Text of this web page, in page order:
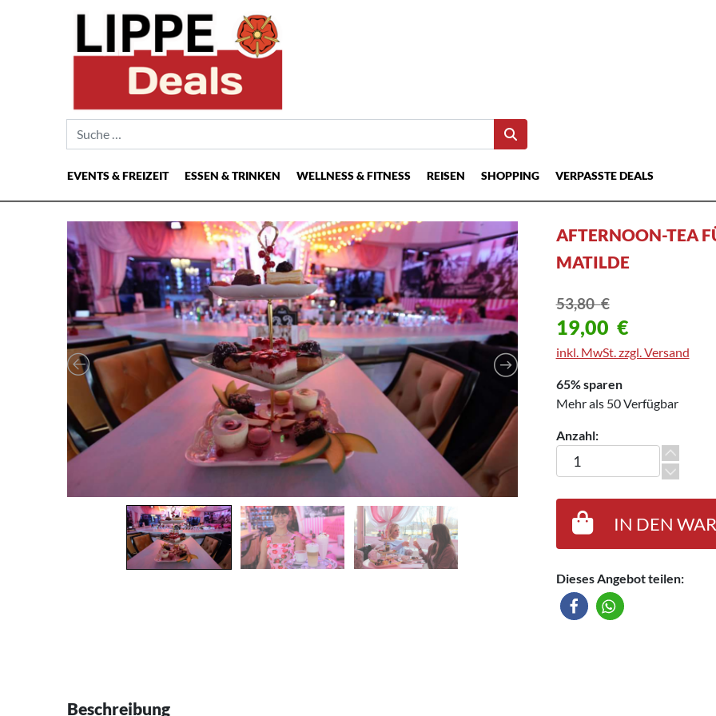
Suche nach:
Hauptnavigation
EVENTS & FREIZEIT ESSEN & TRINKEN WELLNESS & FITNESS REISEN SHOPPING VERPASSTE DEALS
AFTERNOON-TEA
MATILDE
53,80€
19,00 €
inkl. MwSt. zzgl. Versand
65% sparen
Mehr als 50 Verfügbar
Anzahl:
Afternoon-Tea für 2
IN DEN
Dieses Angebot teilen:
Beschreibung